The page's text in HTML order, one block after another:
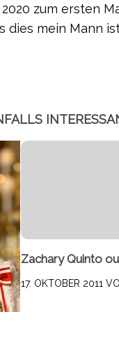
zum ersten
dies mein Mann
Zachary Quinto
17. OKTOBER 2011